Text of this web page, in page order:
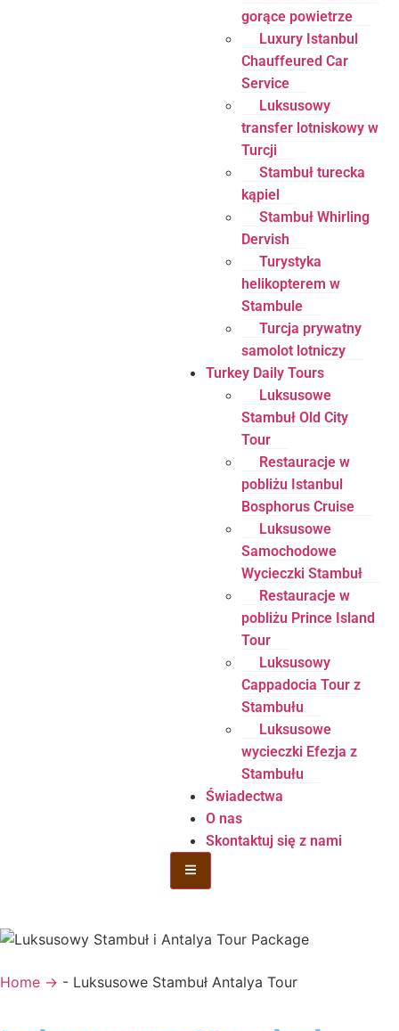
gorące powietrze
Luxury Istanbul
Chauffeured Car
Service
Luksusowy
transfer lotniskowy w
Turcji
Stambuł turecka
kąpiel
Stambuł Whirling
Dervish
Turystyka
helikopterem w
Stambule
Turcja prywatny
samolot lotniczy
Turkey Daily Tours
Luksusowe
Stambuł Old City
Tour
Restauracje w
pobliżu Istanbul
Bosphorus Cruise
Luksusowe
Samochodowe
Wycieczki Stambuł
Restauracje w
pobliżu Prince Island
Tour
Luksusowy
Cappadocia Tour z
Stambułu
Luksusowe
wycieczki Efezja z
Stambułu
Świadectwa
O nas
Skontaktuj się z nami
Hamburger Toggle Menu
Home → - Luksusowe Stambuł Antalya Tour